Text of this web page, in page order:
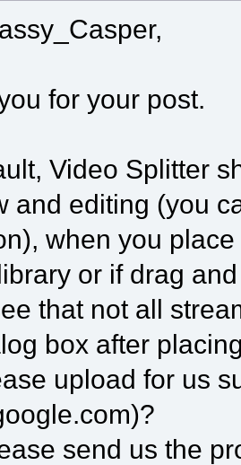
for your post.
Video Splitter
and editing (you
when you
or if drag
that not all
box after
upload for us
send us the